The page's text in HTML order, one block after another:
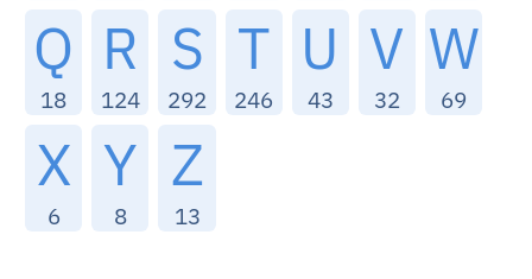
Q
18
R
124
S
292
T
246
U
43
V
32
W
69
X
6
Y
8
Z
13